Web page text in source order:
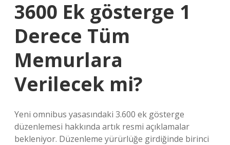
3600 Ek gösterge 1
Derece Tüm
Memurlara
Verilecek mi?
Yeni omnibus yasasındaki 3.600 ek gösterge
düzenlemesi hakkında artık resmi açıklamalar
bekleniyor. Düzenleme yürürlüğe girdiğinde birinci